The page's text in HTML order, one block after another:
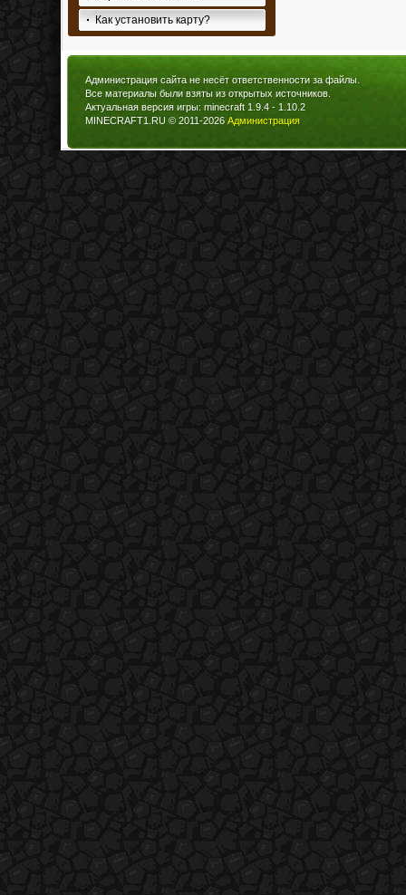
Как установить карту?
Администрация сайта не несёт ответственности за файлы.
Все материалы были взяты из открытых источников.
Актуальная версия игры: minecraft 1.9.4 - 1.10.2
MINECRAFT1.RU © 2011-2026 Администрация